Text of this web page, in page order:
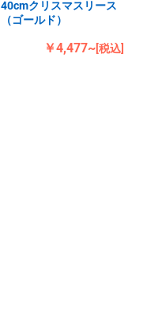
40cmクリスマスリース
（ゴールド）
￥4,477~[税込]